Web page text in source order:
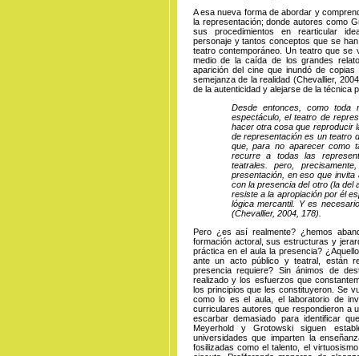
A esa nueva forma de abordar y
la representación; donde autores como
sus procedimientos en rearticular
personaje y tantos conceptos que se
teatro contemporáneo. Un teatro que se
medio de la caída de los grandes
aparición del cine que inundó de
semejanza de la realidad (Chevallier,
de la autenticidad y alejarse de la técnica
Desde entonces, como toda
espectáculo, el teatro de
hacer otra cosa que reproducir
de representación es un teatro
que, para no aparecer como
recurre a todas las
teatrales. pero,
presentación, en eso que
con la presencia del otro (la del
resiste a la apropiación por él
lógica mercantil. Y es
(Chevallier, 2004, 178).
Pero ¿es así realmente? ¿hemos
formación actoral, sus estructuras y
práctica en el aula la presencia?
ante un acto público y teatral, están
presencia requiere? Sin ánimos de
realizado y los esfuerzos que
los principios que les constituyeron. Se
como lo es el aula, el laboratorio de
curriculares autores que respondieron a
escarbar demasiado para identificar
Meyerhold y Grotowski siguen
universidades que imparten la
fosilizadas como el talento, el